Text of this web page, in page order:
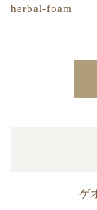
herbal-foam
ゲ